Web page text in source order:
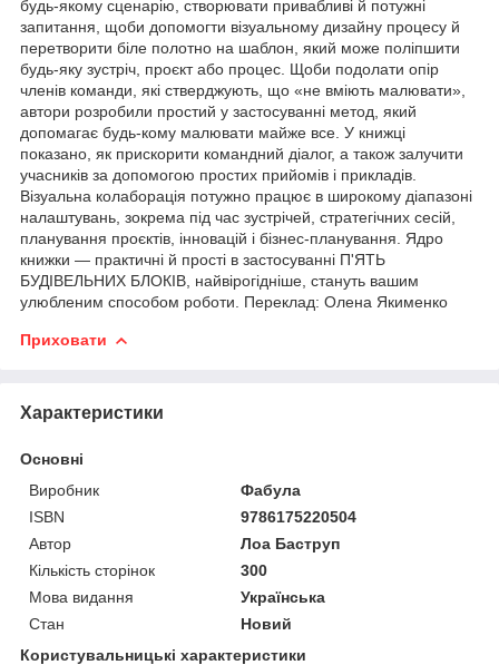
будь-якому сценарію, створювати привабливі й потужні
запитання, щоби допомогти візуальному дизайну процесу й
перетворити біле полотно на шаблон, який може поліпшити
будь-яку зустріч, проєкт або процес. Щоби подолати опір
членів команди, які стверджують, що «не вміють малювати»,
автори розробили простий у застосуванні метод, який
допомагає будь-кому малювати майже все. У книжці
показано, як прискорити командний діалог, а також залучити
учасників за допомогою простих прийомів і прикладів.
Візуальна колаборація потужно працює в широкому діапазоні
налаштувань, зокрема під час зустрічей, стратегічних сесій,
планування проєктів, інновацій і бізнес-планування. Ядро
книжки — практичні й прості в застосуванні П'ЯТЬ
БУДІВЕЛЬНИХ БЛОКІВ, найвірогідніше, стануть вашим
улюбленим способом роботи. Переклад: Олена Якименко
Приховати
Характеристики
Основні
Виробник
Фабула
ISBN
9786175220504
Автор
Лоа Баструп
Кількість сторінок
300
Мова видання
Українська
Стан
Новий
Користувальницькі характеристики